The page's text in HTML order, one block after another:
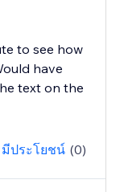
to see how
have
text on the
มีประโยชน์ (0)